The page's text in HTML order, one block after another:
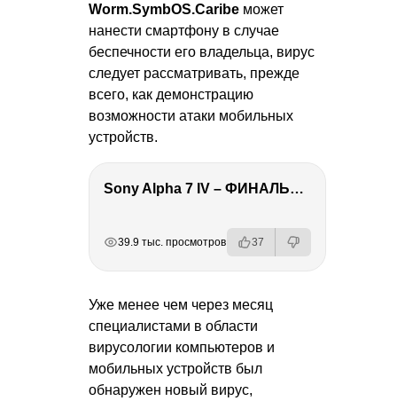
Worm.SymbOS.Caribe может
нанести смартфону в случае
беспечности его владельца, вирус
следует рассматривать, прежде
всего, как демонстрацию
возможности атаки мобильных
устройств.
Sony Alpha 7 IV – ФИНАЛЬНЫЙ ОБЗОР
39.9 тыс. просмотров 37
Уже менее чем через месяц
специалистами в области
вирусологии компьютеров и
мобильных устройств был
обнаружен новый вирус,